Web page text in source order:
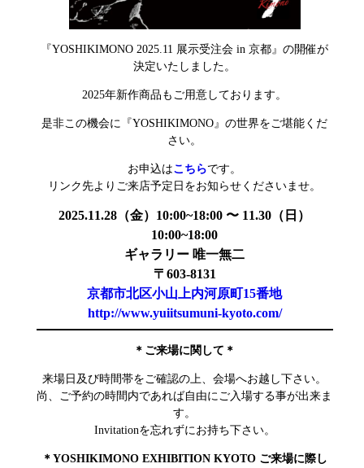
『YOSHIKIMONO 2025.11 展示受注会 in 京都』の開催が
決定いたしました。
2025年新作商品もご用意しております。
是非この機会に『YOSHIKIMONO』の世界をご堪能くだ
さい。
お申込はこちらです。
リンク先よりご来店予定日をお知らせくださいませ。
2025.11.28（金）10:00~18:00 〜 11.30（日）
10:00~18:00
ギャラリー 唯一無二
〒603-8131
京都市北区小山上内河原町15番地
http://www.yuiitsumuni-kyoto.com/
＊ご来場に関して＊
来場日及び時間帯をご確認の上、会場へお越し下さい。
尚、ご予約の時間内であれば自由にご入場する事が出来ま
す。
Invitationを忘れずにお持ち下さい。
＊YOSHIKIMONO EXHIBITION KYOTO ご来場に際し